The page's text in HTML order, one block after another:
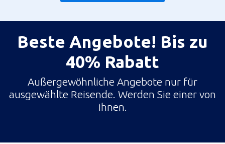
Beste Angebote! Bis zu
40% Rabatt
Außergewöhnliche Angebote nur für
ausgewählte Reisende. Werden Sie einer von
ihnen.